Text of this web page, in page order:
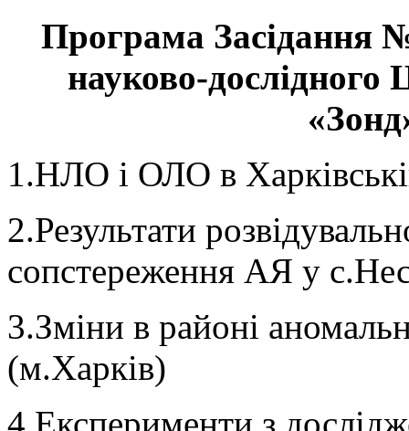
Програма Засідання
науково-дослідного
1.НЛО і ОЛО в
2.Результати
сопстереження АЯ у
3.Зміни в районі
(м.Харків)
4.Експерименти з